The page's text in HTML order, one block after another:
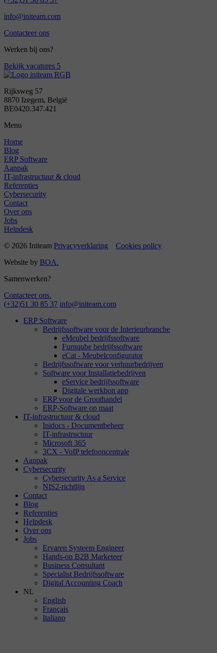
info@initeam.com
Contacteer ons
Werken bij ons?
Bekijk vacatures 5
Rijksweg 57
8870 Izegem, België
BE0420.347.421
Menu
Home
Blog
ERP Software
Aanpak
IT-infrastructuur & cloud
Referenties
Cybersecurity
Contact
Over ons
Jobs
Helpdesk
© 2026 Initeam Privacyverklaring
Cookies policy
Website by BOA.
Samenwerken?
Contacteer ons.
(+32)51 30 85 37 info@initeam.com
ERP Software
Bedrijfssoftware voor de Interieurbranche
eMeubel bedrijfssoftware
Furnqube bedrijfssoftware
eCat - Meubelconfigurator
Bedrijfssoftware voor verhuurbedrijven
Software voor Installatiebedrijven
eService bedrijfssoftware
Digitale werkbon app
ERP voor de Groothandel
ERP-Software op maat
IT-infrastructuur & cloud
Inidocs - Documentbeheer
IT-infrastructuur
Microsoft 365
3CX - VoIP telefooncentrale
Aanpak
Cybersecurity
Cybersecurity As a Service
NIS2-richtlijn
Contact
Blog
Referenties
Helpdesk
Over ons
Jobs
Ervaren Systeem Engineer
Hands-on B2B Marketeer
Business Consultant
Specialist Bedrijfssoftware
Digital Accounting Coach
NL
English
Français
Italiano